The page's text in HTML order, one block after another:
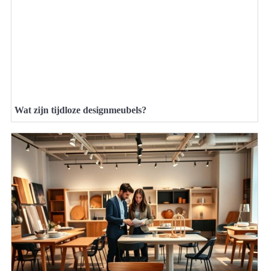
Wat zijn tijdloze designmeubels?